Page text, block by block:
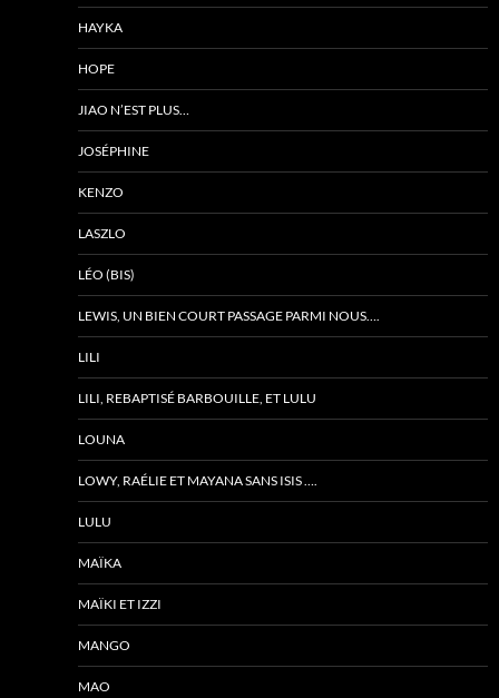
HAYKA
HOPE
JIAO N’EST PLUS…
JOSÉPHINE
KENZO
LASZLO
LÉO (BIS)
LEWIS, UN BIEN COURT PASSAGE PARMI NOUS….
LILI
LILI, REBAPTISÉ BARBOUILLE, ET LULU
LOUNA
LOWY, RAÉLIE ET MAYANA SANS ISIS ….
LULU
MAÏKA
MAÏKI ET IZZI
MANGO
MAO